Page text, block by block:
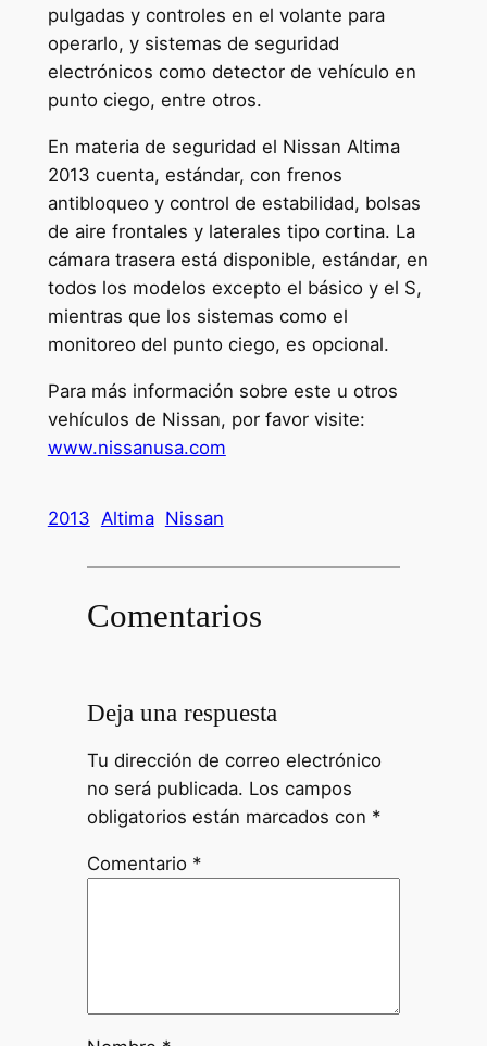
pulgadas y controles en el volante para
operarlo, y sistemas de seguridad
electrónicos como detector de vehículo en
punto ciego, entre otros.
En materia de seguridad el Nissan Altima
2013 cuenta, estándar, con frenos
antibloqueo y control de estabilidad, bolsas
de aire frontales y laterales tipo cortina. La
cámara trasera está disponible, estándar, en
todos los modelos excepto el básico y el S,
mientras que los sistemas como el
monitoreo del punto ciego, es opcional.
Para más información sobre este u otros
vehículos de Nissan, por favor visite:
www.nissanusa.com
2013 Altima Nissan
Comentarios
Deja una respuesta
Tu dirección de correo electrónico
no será publicada. Los campos
obligatorios están marcados con *
Comentario *